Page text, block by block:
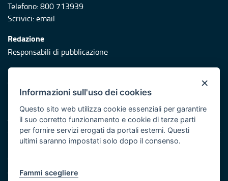
Telefono: 800 713939
Scrivici:email
Redazione
Responsabili di pubblicazione
Protezione civile
Vai al sito di Protezione Civile Puglia
Iniziativa finanziata con risorse del POR Puglia 2014/2020 -
Asse XI
Note legali
Cookie e privacy
Atti di notifica
×
Informazioni sull'uso dei cookies
Questo sito web utilizza cookie essenziali per garantire
il suo corretto funzionamento e cookie di terze parti
per fornire servizi erogati da portali esterni. Questi
ultimi saranno impostati solo dopo il consenso.
Fammi scegliere